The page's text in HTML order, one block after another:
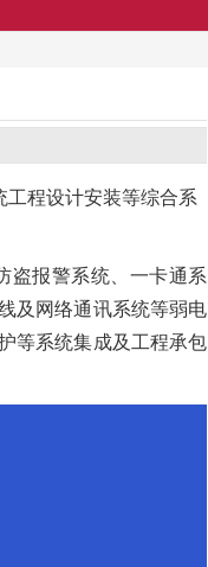
程设计安装等综合系
盗报警系统、一卡通系
及网络通讯系统等弱电
等系统集成及工程承包